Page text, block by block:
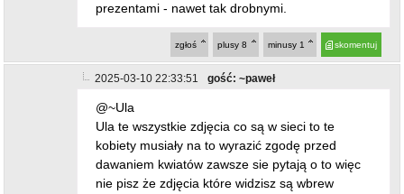
prezentami - nawet tak drobnymi.
skomentuj
minusy 1
plusy 8
zgłoś
2025-03-10 22:33:51 gość: ~paweł
@~Ula
Ula te wszystkie zdjęcia co są w sieci to te
kobiety musiały na to wyrazić zgodę przed
dawaniem kwiatów zawsze sie pytają o to więc
nie pisz że zdjęcia które widzisz są wbrew